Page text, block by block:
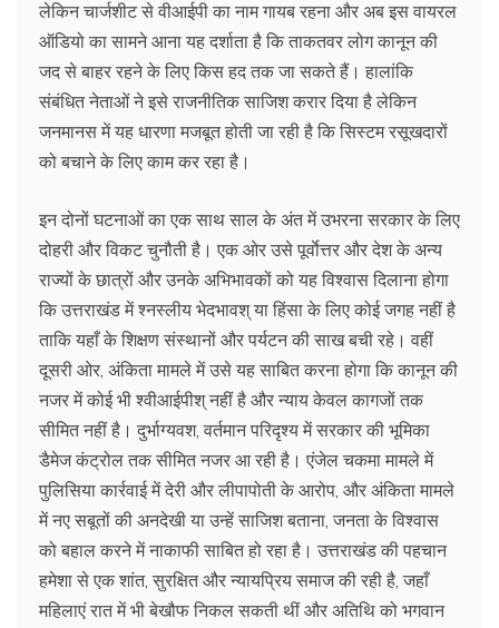
लेकिन चार्जशीट से वीआईपी का नाम गायब रहना और अब इस वायरल
ऑडियो का सामने आना यह दर्शाता है कि ताकतवर लोग कानून की
जद से बाहर रहने के लिए किस हद तक जा सकते हैं। हालांकि
संबंधित नेताओं ने इसे राजनीतिक साजिश करार दिया है लेकिन
जनमानस में यह धारणा मजबूत होती जा रही है कि सिस्टम रसूखदारों
को बचाने के लिए काम कर रहा है।
इन दोनों घटनाओं का एक साथ साल के अंत में उभरना सरकार के लिए
दोहरी और विकट चुनौती है। एक ओर उसे पूर्वाेत्तर और देश के अन्य
राज्यों के छात्रों और उनके अभिभावकों को यह विश्वास दिलाना होगा
कि उत्तराखंड में श्नस्लीय भेदभावश् या हिंसा के लिए कोई जगह नहीं है
ताकि यहाँ के शिक्षण संस्थानों और पर्यटन की साख बची रहे। वहीं
दूसरी ओर, अंकिता मामले में उसे यह साबित करना होगा कि कानून की
नजर में कोई भी श्वीआईपीश् नहीं है और न्याय केवल कागजों तक
सीमित नहीं है। दुर्भाग्यवश, वर्तमान परिदृश्य में सरकार की भूमिका
डैमेज कंट्रोल तक सीमित नजर आ रही है। एंजेल चकमा मामले में
पुलिसिया कार्रवाई में देरी और लीपापोती के आरोप, और अंकिता मामले
में नए सबूतों की अनदेखी या उन्हें साजिश बताना, जनता के विश्वास
को बहाल करने में नाकाफी साबित हो रहा है। उत्तराखंड की पहचान
हमेशा से एक शांत, सुरक्षित और न्यायप्रिय समाज की रही है, जहाँ
महिलाएं रात में भी बेखौफ निकल सकती थीं और अतिथि को भगवान